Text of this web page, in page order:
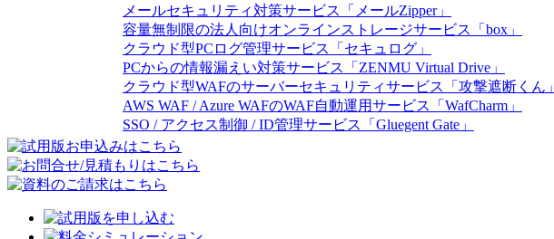
メールセキュリティ対策サービス「メールZipper」
容量無制限の法人向けオンラインストレージサービス「box」
クラウド型PCログ管理サービス「セキュログ」
PCからの情報漏えい対策サービス「ZENMU Virtual Drive」
クラウド型WAFのサーバーセキュリティサービス「攻撃遮断くん」
AWS WAF / Azure WAFのWAF自動運用サービス「WafCharm」
SSO / アクセス制御 / ID管理サービス「Gluegent Gate」